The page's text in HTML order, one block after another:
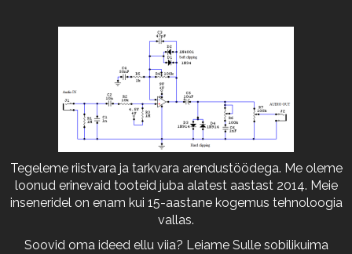
Tegeleme riistvara ja tarkvara arendustöödega. Me oleme
loonud erinevaid tooteid juba alatest aastast 2014. Meie
inseneridel on enam kui 15-aastane kogemus tehnoloogia
vallas.
Soovid oma ideed ellu viia? Leiame Sulle sobilikuima